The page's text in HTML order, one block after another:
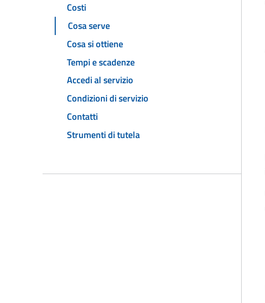
Costi
Cosa serve
Cosa si ottiene
Tempi e scadenze
Accedi al servizio
Condizioni di servizio
Contatti
Strumenti di tutela